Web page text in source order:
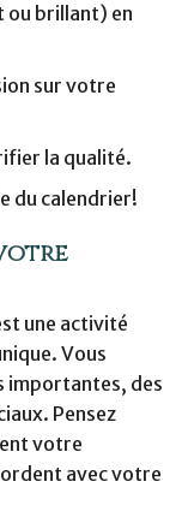
ou brillant) en
sur votre
la qualité.
du calendrier!
une activité
Vous
importantes, des
Pensez
votre
avec votre